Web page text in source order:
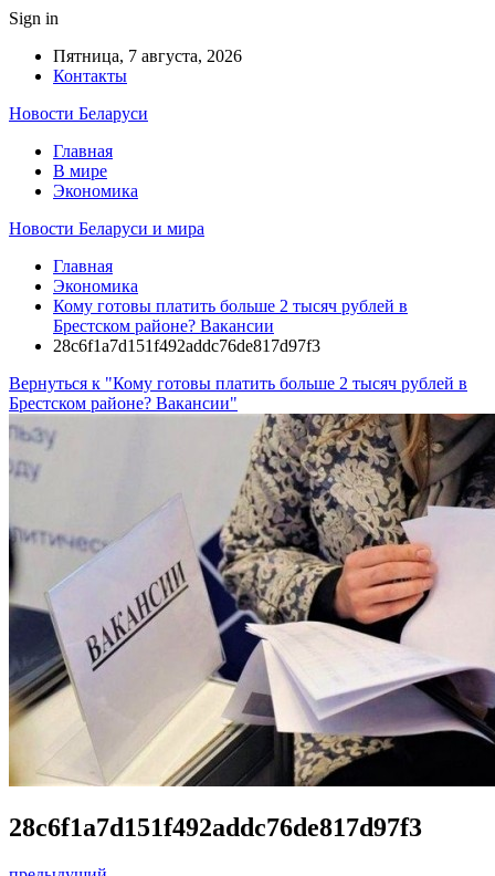
Sign in
Пятница, 7 августа, 2026
Контакты
Новости Беларуси
Главная
В мире
Экономика
Новости Беларуси и мира
Главная
Экономика
Кому готовы платить больше 2 тысяч рублей в
Брестском районе? Вакансии
28c6f1a7d151f492addc76de817d97f3
Вернуться к "Кому готовы платить больше 2 тысяч рублей в
Брестском районе? Вакансии"
28c6f1a7d151f492addc76de817d97f3